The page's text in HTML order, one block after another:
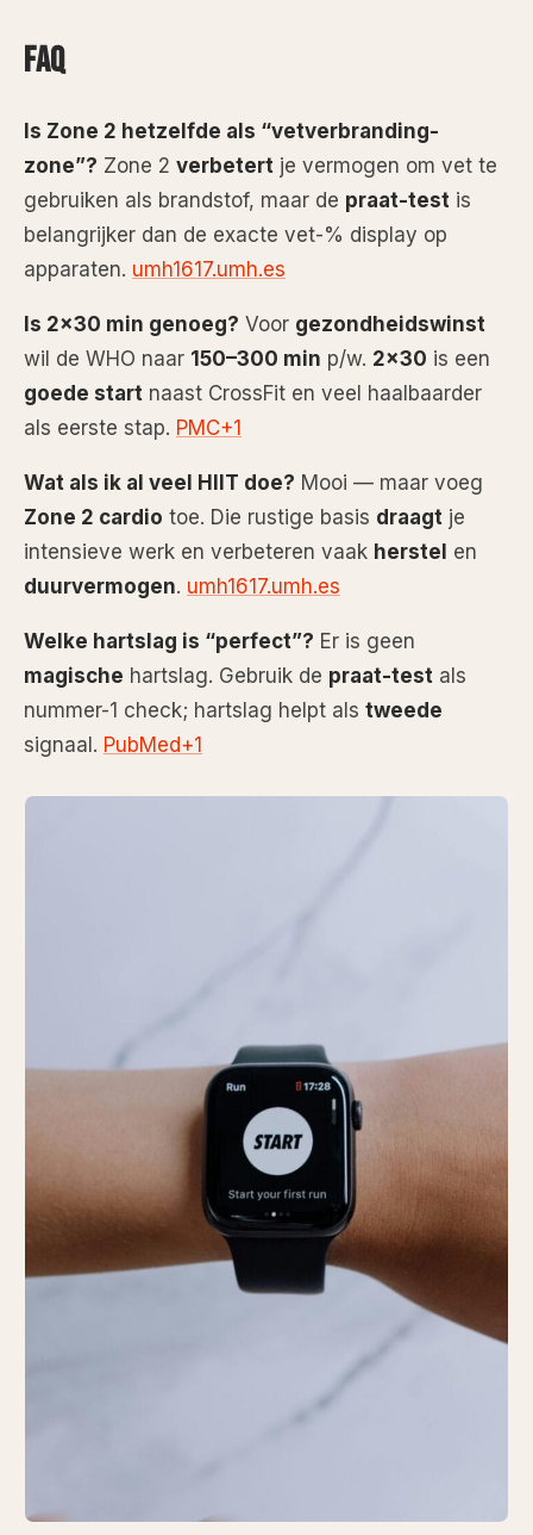
FAQ
Is Zone 2 hetzelfde als “vetverbranding-
zone”? Zone 2 verbetert je vermogen om vet te
gebruiken als brandstof, maar de praat-test is
belangrijker dan de exacte vet-% display op
apparaten. umh1617.umh.es
Is 2×30 min genoeg? Voor gezondheidswinst
wil de WHO naar 150–300 min p/w. 2×30 is een
goede start naast CrossFit en veel haalbaarder
als eerste stap. PMC+1
Wat als ik al veel HIIT doe? Mooi — maar voeg
Zone 2 cardio toe. Die rustige basis draagt je
intensieve werk en verbeteren vaak herstel en
duurvermogen. umh1617.umh.es
Welke hartslag is “perfect”? Er is geen
magische hartslag. Gebruik de praat-test als
nummer-1 check; hartslag helpt als tweede
signaal. PubMed+1